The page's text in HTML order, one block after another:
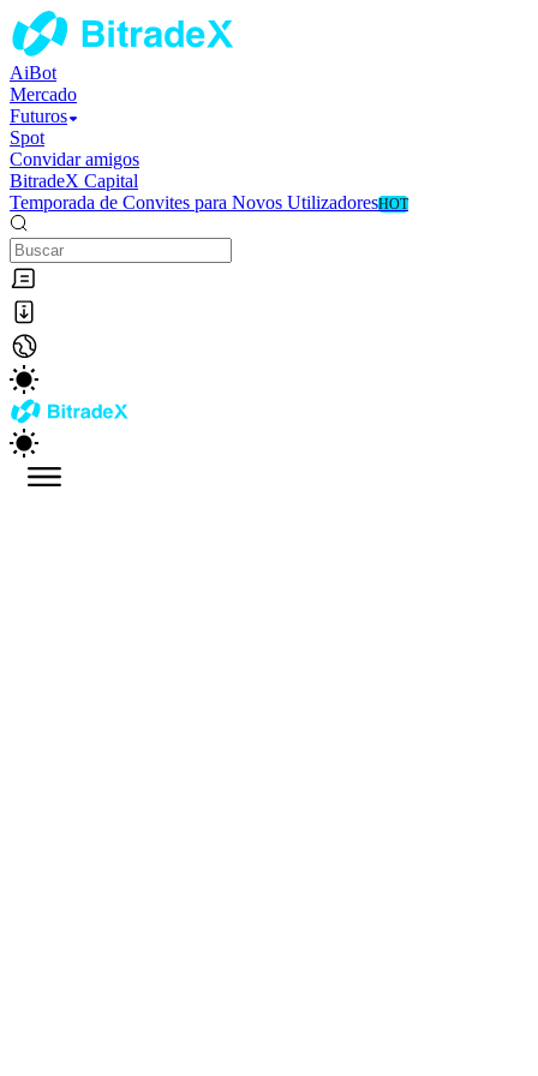
AiBot
Mercado
Futuros
Spot
Convidar amigos
BitradeX Capital
Temporada de Convites para Novos UtilizadoresHOT